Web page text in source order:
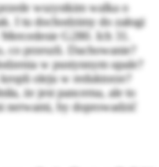
wszystkim walka o
I tu dochodzimy do załogi
G280. Ich 31.
co przeszli. Dachowanie?
w pustynnym upale?
oleju w reduktorze?
że jest pancerna, ale to
nerwami, by doprowadzić